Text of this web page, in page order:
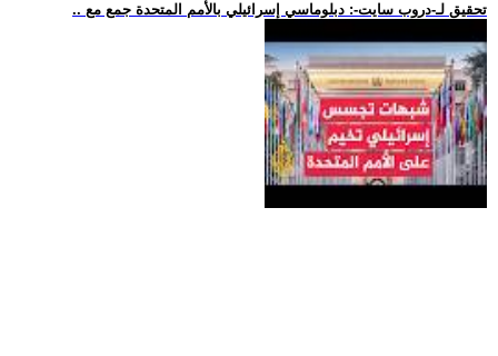
.. تحقيق لـ-دروب سايت-: دبلوماسي إسرائيلي بالأمم المتحدة جمع مع